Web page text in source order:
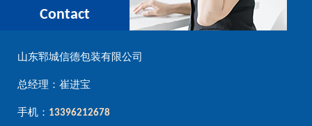
Contact
山东郓城信德包装有限公司
总经理：崔进宝
手机： 13396212678